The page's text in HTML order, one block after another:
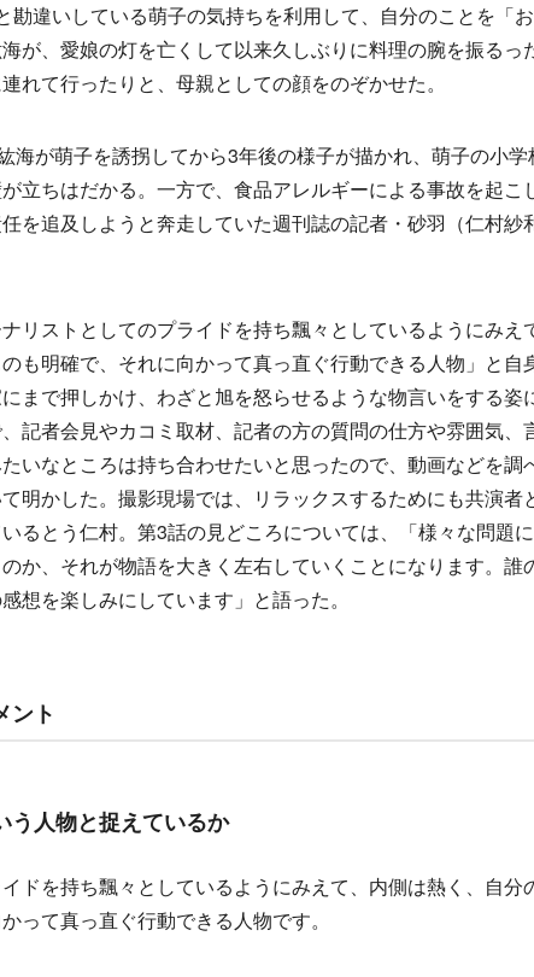
違いしている萌子の気持ちを利用して、自分のことを「
が、愛娘の灯を亡くして以来久しぶりに料理の腕を振るっ
れて行ったりと、母親としての顔をのぞかせた。
海が萌子を誘拐してから3年後の様子が描かれ、萌子の小学
立ちはだかる。一方で、食品アレルギーによる事故を起こ
を追及しようと奔走していた週刊誌の記者・砂羽（仁村紗
リストとしてのプライドを持ち飄々としているようにみえ
も明確で、それに向かって真っ直ぐ行動できる人物」と自
まで押しかけ、わざと旭を怒らせるような物言いをする姿
記者会見やカコミ取材、記者の方の質問の仕方や雰囲気、
いなところは持ち合わせたいと思ったので、動画などを調
明かした。撮影現場では、リラックスするためにも共演者
るとう仁村。第3話の見どころについては、「様々な問題
か、それが物語を大きく左右していくことになります。誰
想を楽しみにしています」と語った。
ント
う人物と捉えているか
ドを持ち飄々としているようにみえて、内側は熱く、自分
って真っ直ぐ行動できる人物です。